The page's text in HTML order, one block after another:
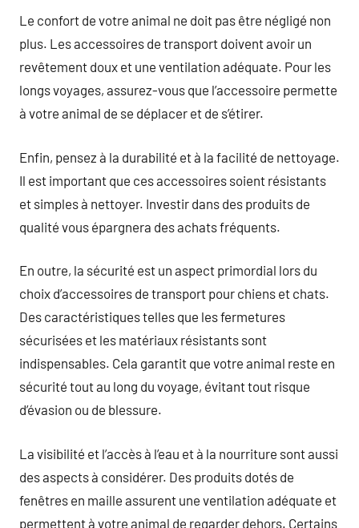
Le confort de votre animal ne doit pas être négligé non
plus. Les accessoires de transport doivent avoir un
revêtement doux et une ventilation adéquate. Pour les
longs voyages, assurez-vous que l’accessoire permette
à votre animal de se déplacer et de s’étirer.
Enfin, pensez à la durabilité et à la facilité de nettoyage.
Il est important que ces accessoires soient résistants
et simples à nettoyer. Investir dans des produits de
qualité vous épargnera des achats fréquents.
En outre, la sécurité est un aspect primordial lors du
choix d’accessoires de transport pour chiens et chats.
Des caractéristiques telles que les fermetures
sécurisées et les matériaux résistants sont
indispensables. Cela garantit que votre animal reste en
sécurité tout au long du voyage, évitant tout risque
d’évasion ou de blessure.
La visibilité et l’accès à l’eau et à la nourriture sont aussi
des aspects à considérer. Des produits dotés de
fenêtres en maille assurent une ventilation adéquate et
permettent à votre animal de regarder dehors. Certains